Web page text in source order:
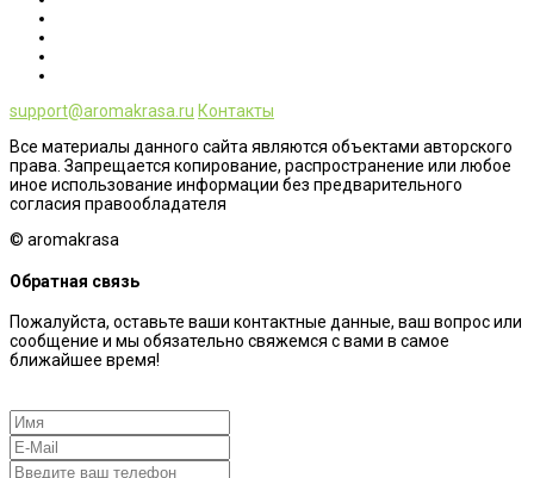
support@aromakrasa.ru Контакты
Все материалы данного сайта являются объектами авторского
права. Запрещается копирование, распространение или любое
иное использование информации без предварительного
согласия правообладателя
© aromakrasa
Обратная связь
Пожалуйста, оставьте ваши контактные данные, ваш вопрос или
сообщение и мы обязательно свяжемся с вами в самое
ближайшее время!